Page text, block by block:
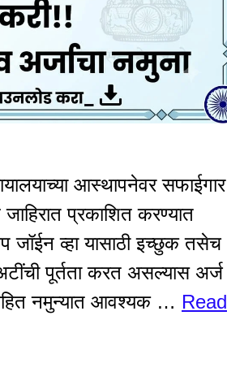
आस्थापनेवर सफाईगार
जाहिरात प्रकाशित करण्यात
व्हा यासाठी इच्छुक तसेच
पूर्तता करत असल्यास अर्ज
विहित नमुन्यात आवश्यक … Read